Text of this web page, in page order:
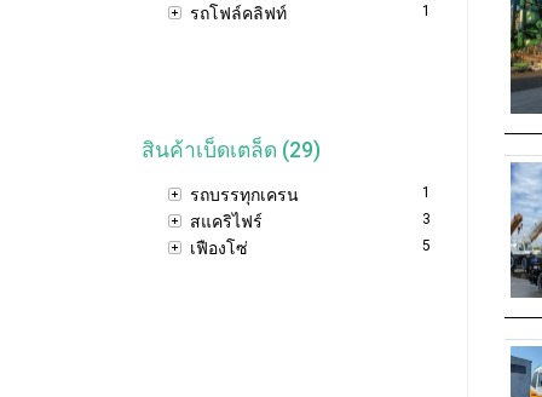
รถโฟล์คลิฟท์ 1
สินค้าเบ็ดเตล็ด (29)
รถบรรทุกเครน 1
สแคริไฟร์ 3
เฟืองโซ่ 5